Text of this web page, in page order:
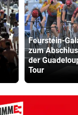
Feurstein-
zum
der
Tour